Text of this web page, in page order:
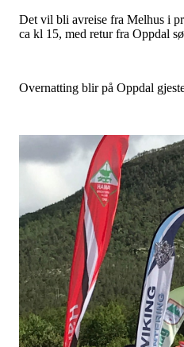
Det vil bli avreise fra Melhus i
ca kl 15, med retur fra Oppdal
Overnatting blir på Oppdal